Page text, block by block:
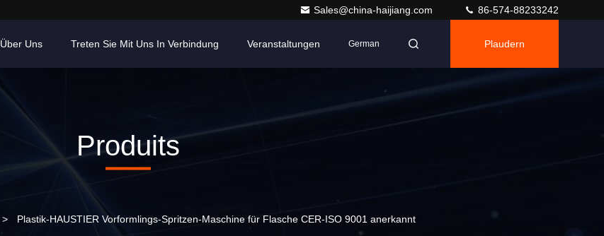
Sales@china-haijiang.com 86-574-88233242
Über Uns Treten Sie Mit Uns In Verbindung Veranstaltungen German Plaudern
Produits
> Plastik-HAUSTIER Vorformlings-Spritzen-Maschine für Flasche CER-ISO 9001 anerkannt